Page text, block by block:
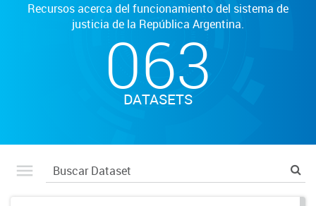
Recursos acerca del funcionamiento del sistema de
justicia de la República Argentina.
063
DATASETS